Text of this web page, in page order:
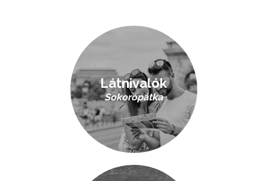
Látnivalók
Sokorópátka